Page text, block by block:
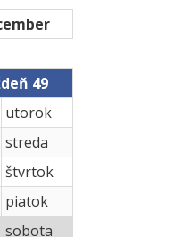
49
utorok
streda
štvrtok
piatok
sobota